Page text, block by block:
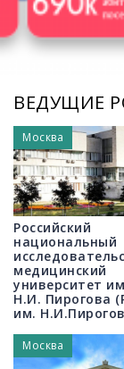
ВЕДУЩИЕ
Российский
национальный
медицинский
университет
Н.И. Пирогова
им.
Москва
Москва